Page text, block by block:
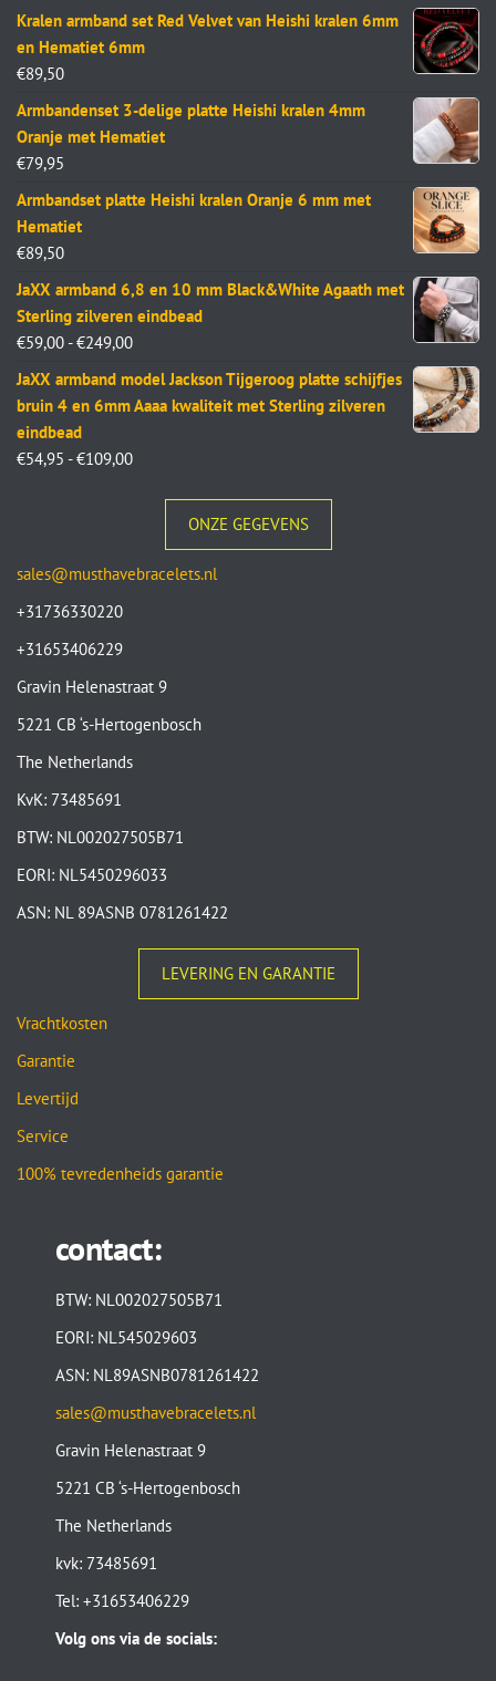
Kralen armband set Red Velvet van Heishi kralen 6mm
en Hematiet 6mm
€89,50
Armbandenset 3-delige platte Heishi kralen 4mm
Oranje met Hematiet
€79,95
Armbandset platte Heishi kralen Oranje 6 mm met
Hematiet
€89,50
JaXX armband 6,8 en 10 mm Black&White Agaath met
Sterling zilveren eindbead
€59,00 - €249,00
JaXX armband model Jackson Tijgeroog platte schijfjes
bruin 4 en 6mm Aaaa kwaliteit met Sterling zilveren
eindbead
€54,95 - €109,00
ONZE GEGEVENS
sales@musthavebracelets.nl
+31736330220
+31653406229
Gravin Helenastraat 9
5221 CB ‘s-Hertogenbosch
The Netherlands
KvK: 73485691
BTW: NL002027505B71
EORI: NL5450296033
ASN: NL 89ASNB 0781261422
LEVERING EN GARANTIE
Vrachtkosten
Garantie
Levertijd
Service
100% tevredenheids garantie
contact:
BTW: NL002027505B71
EORI: NL545029603
ASN: NL89ASNB0781261422
sales@musthavebracelets.nl
Gravin Helenastraat 9
5221 CB ‘s-Hertogenbosch
The Netherlands
kvk: 73485691
Tel: +31653406229
Volg ons via de socials: